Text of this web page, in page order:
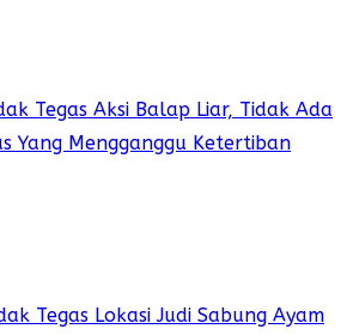
Tegas Aksi Balap Liar, Tidak Ada
Yang Mengganggu Ketertiban
Tegas Lokasi Judi Sabung Ayam